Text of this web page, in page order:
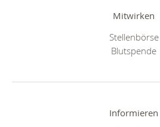
Mitwirken
Stellenbörse
Blutspende
Informieren